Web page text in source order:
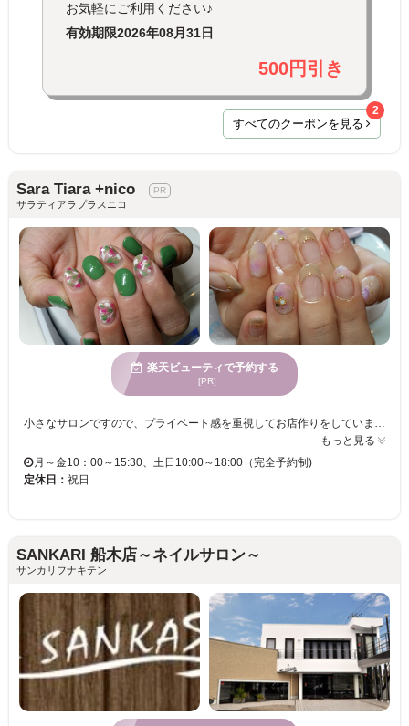
お気軽にご利用ください♪
有効期限2026年08月31日
500円引き
すべてのクーポンを見る
2
Sara Tiara +nico
サラティアラプラスニコ
楽天ビューティで予約する
[PR]
小さなサロンですので、プライベート感を重視してお店作りをしています♪またシンプルで明るい空間づくりを心がけています★ナチュラルな雰囲気でリラックスして過ごしていただけるかと思います♪ ＜当店のこだわり・・・☆＞ ジェルネイルは特にリーズナブルな価格でご満足いただけるよう心がけています★「試してみたいけど、続けてやりたいけど・・・」などジェルネイル未体験の方、多くの女性の“美しい爪”のお手伝いができればと思っています！！指先をキレイにして女性度アップしませんか？ お客様のご来店をお待ちしております♪
もっと見る
月～金10：00～15:30、土日10:00～18:00（完全予約制)
定休日： 祝日
SANKARI 船木店～ネイルサロン～
サンカリフナキテン